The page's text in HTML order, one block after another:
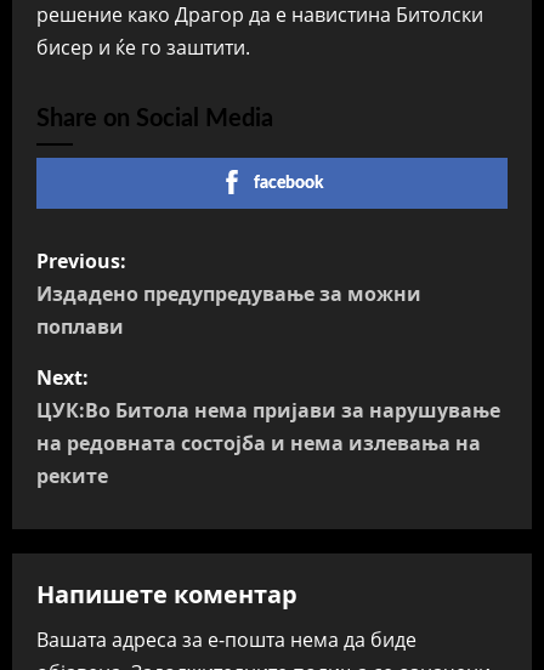
решение како Драгор да е навистина Битолски
бисер и ќе го заштити.
Share on Social Media
facebook
P
o
t
n
v
i
g
Previous:
Издадено предупредување за можни
поплави
Next:
ЦУК:Во Битола нема пријави за нарушување
на редовната состојба и нема излевања на
реките
Напишете коментар
Вашата адреса за е-пошта нема да биде